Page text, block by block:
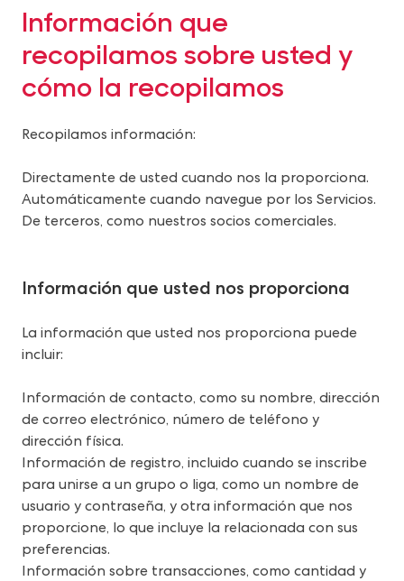
Información que
recopilamos sobre usted y
cómo la recopilamos
Recopilamos información:
Directamente de usted cuando nos la proporciona.
Automáticamente cuando navegue por los Servicios.
De terceros, como nuestros socios comerciales.
Información que usted nos proporciona
La información que usted nos proporciona puede
incluir:
Información de contacto, como su nombre, dirección
de correo electrónico, número de teléfono y
dirección física.
Información de registro, incluido cuando se inscribe
para unirse a un grupo o liga, como un nombre de
usuario y contraseña, y otra información que nos
proporcione, lo que incluye la relacionada con sus
preferencias.
Información sobre transacciones, como cantidad y